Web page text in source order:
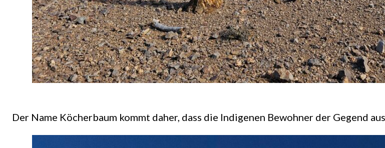
Der Name Köcherbaum kommt daher, dass die Indigenen Bewohner der Gegend